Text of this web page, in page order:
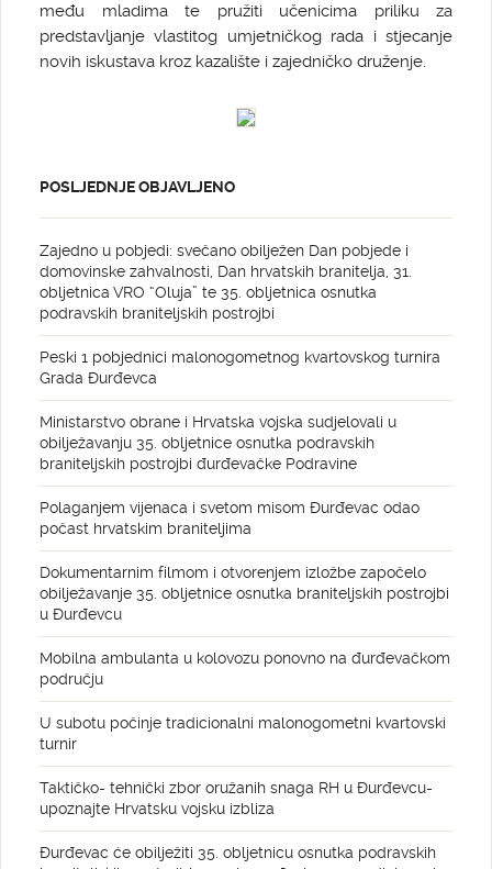
među mladima te pružiti učenicima priliku za
predstavljanje vlastitog umjetničkog rada i stjecanje
novih iskustava kroz kazalište i zajedničko druženje.
POSLJEDNJE OBJAVLJENO
Zajedno u pobjedi: svečano obilježen Dan pobjede i
domovinske zahvalnosti, Dan hrvatskih branitelja, 31.
obljetnica VRO “Oluja” te 35. obljetnica osnutka
podravskih braniteljskih postrojbi
Peski 1 pobjednici malonogometnog kvartovskog turnira
Grada Đurđevca
Ministarstvo obrane i Hrvatska vojska sudjelovali u
obilježavanju 35. obljetnice osnutka podravskih
braniteljskih postrojbi đurđevačke Podravine
Polaganjem vijenaca i svetom misom Đurđevac odao
počast hrvatskim braniteljima
Dokumentarnim filmom i otvorenjem izložbe započelo
obilježavanje 35. obljetnice osnutka braniteljskih postrojbi
u Đurđevcu
Mobilna ambulanta u kolovozu ponovno na đurđevačkom
području
U subotu počinje tradicionalni malonogometni kvartovski
turnir
Taktičko- tehnički zbor oružanih snaga RH u Đurđevcu-
upoznajte Hrvatsku vojsku izbliza
Đurđevac će obilježiti 35. obljetnicu osnutka podravskih